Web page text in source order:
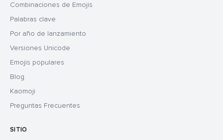
Combinaciones de Emojis
Palabras clave
Por año de lanzamiento
Versiones Unicode
Emojis populares
Blog
Kaomoji
Preguntas Frecuentes
SITIO